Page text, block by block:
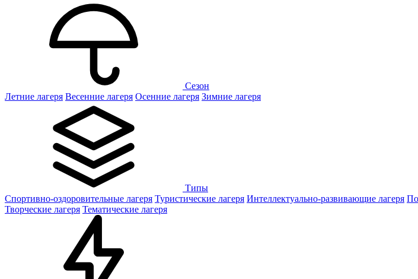
Сезон
Летние лагеря Весенние лагеря Осенние лагеря Зимние лагеря
Типы
Спортивно-оздоровительные лагеря Туристические лагеря Интеллектуально-развивающие лагеря
Творческие лагеря Тематические лагеря